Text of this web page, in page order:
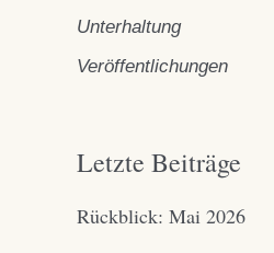
Unterhaltung
Veröffentlichungen
Letzte Beiträge
Rückblick: Mai 2026